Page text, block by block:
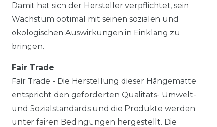
Damit hat sich der Hersteller verpflichtet, sein
Wachstum optimal mit seinen sozialen und
ökologischen Auswirkungen in Einklang zu
bringen.
Fair Trade
Fair Trade - Die Herstellung dieser Hängematte
entspricht den geforderten Qualitäts- Umwelt-
und Sozialstandards und die Produkte werden
unter fairen Bedingungen hergestellt. Die